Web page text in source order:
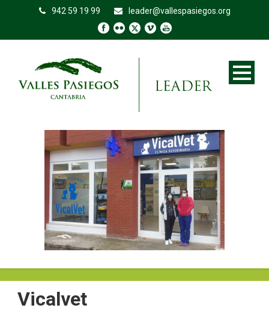
942 59 19 99 leader@vallespasiegos.org
Vicalvet